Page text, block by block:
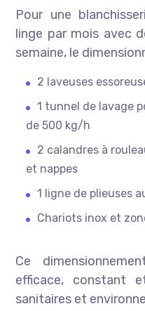
Pour une
linge par mois avec
semaine, le
2 laveuses
1 tunnel de lavage
de 500 kg/h
2 calandres à
et nappes
1 ligne de plieuses
Chariots inox et
Ce
efficace, constant
sanitaires et